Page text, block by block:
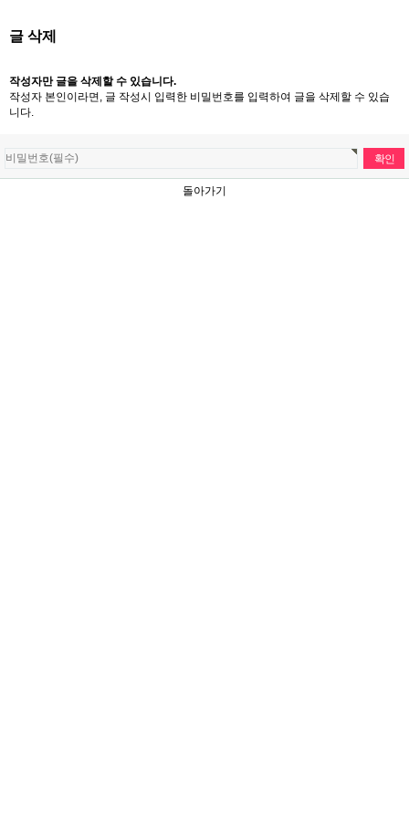
글 삭제
작성자만 글을 삭제할 수 있습니다.
작성자 본인이라면, 글 작성시 입력한 비밀번호를 입력하여 글을 삭제할 수 있습
니다.
돌아가기